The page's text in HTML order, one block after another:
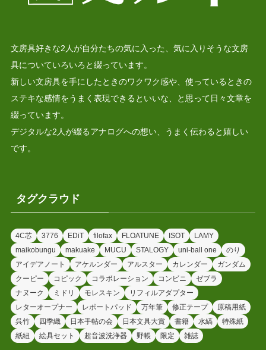
文房具好きな2人が自分たちの気に入った、気に入りそうな文房
具についていろいろと綴っています。
新しい文房具を手にしたときのワクワク感や、使っているときの
ステキな感情をうまく表現できるといいな、と思って日々文章を
綴っています。
デジタルな2人が綴るアナログへの想い、うまく伝わると嬉しい
です。
タグクラウド
4C芯 3776 EDiT filofax FLOATUNE ISOT
LAMY
maikobungu
makuake MUCU STALOGY uni-ball one
のり
アイデアノート
アケルンダー アルスター カレンダー
ガンダム
クーピー
コピック コラボレーション コンビニ
ゼブラ
ナヌーク
ミドリ モレスキン
リフィルアダプター
レターオープナー
レポートパッド 万年筆 修正テープ
原稿用紙
呉竹
四季織 日本手帖の会 日本文具大賞 書籍 水縞
特殊紙
紙紐
絵具セット 超音波洗浄器 野帳 限定 雑誌